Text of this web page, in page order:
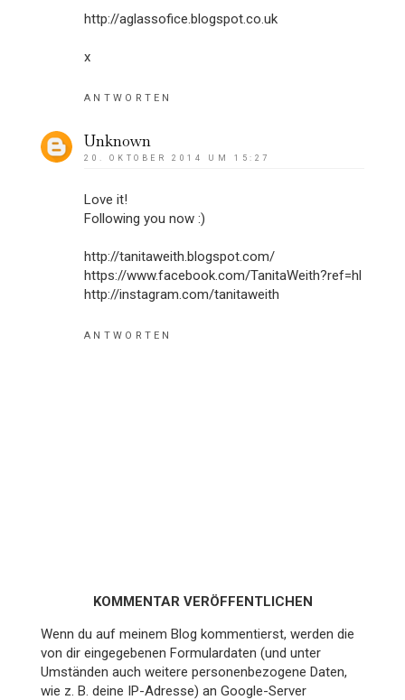
http://aglassofice.blogspot.co.uk
x
ANTWORTEN
Unknown
20. OKTOBER 2014 UM 15:27
Love it!
Following you now :)
http://tanitaweith.blogspot.com/
https://www.facebook.com/TanitaWeith?ref=hl
http://instagram.com/tanitaweith
ANTWORTEN
KOMMENTAR VERÖFFENTLICHEN
Wenn du auf meinem Blog kommentierst, werden die
von dir eingegebenen Formulardaten (und unter
Umständen auch weitere personenbezogene Daten,
wie z. B. deine IP-Adresse) an Google-Server